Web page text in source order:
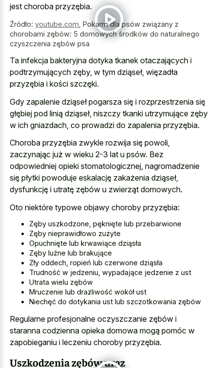
jest choroba przyzębia.
Źródło: youtube.com Pokarm dla psów związany z
chorobami zębów: 5 domowych środków do naturalnego
czyszczenia zębów psa
Ta infekcja bakteryjna dotyka tkanek otaczających i
podtrzymujących zęby, w tym dziąseł, więzadła
przyzębia i kości szczęki.
Gdy zapalenie dziąseł pogarsza się i rozprzestrzenia się
głębiej pod linią dziąseł, niszczy tkanki utrzymujące zęby
w ich gniazdach, co prowadzi do zapalenia przyzębia.
Choroba przyzębia zwykle rozwija się powoli,
zaczynając już w wieku 2-3 lat u psów. Bez
odpowiedniej opieki stomatologicznej, nagromadzenie
się płytki powoduje eskalację zakażenia dziąseł,
dysfunkcję i utratę zębów u zwierząt domowych.
Oto niektóre typowe objawy choroby przyzębia:
Zęby uszkodzone, pęknięte lub przebarwione
Zęby nieprawidłowo zużyte
Opuchnięte lub krwawiące dziąsła
Zęby luźne lub brakujące
Zły oddech, ropień lub czerwone dziąsła
Trudność w jedzeniu, wypadające jedzenie z ust
Utrata wielu zębów
Mruczenie lub drażliwość wokół ust
Niechęć do dotykania ust lub szczotkowania zębów
Regularne profesjonalne oczyszczanie zębów i
staranna codzienna opieka domowa mogą pomóc w
zapobieganiu i leczeniu choroby przyzębia.
Uszkodzenia zębów uraz